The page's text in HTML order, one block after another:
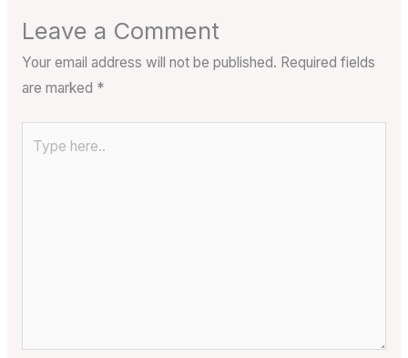
Leave a Comment
Your email address will not be published. Required fields
are marked *
here..